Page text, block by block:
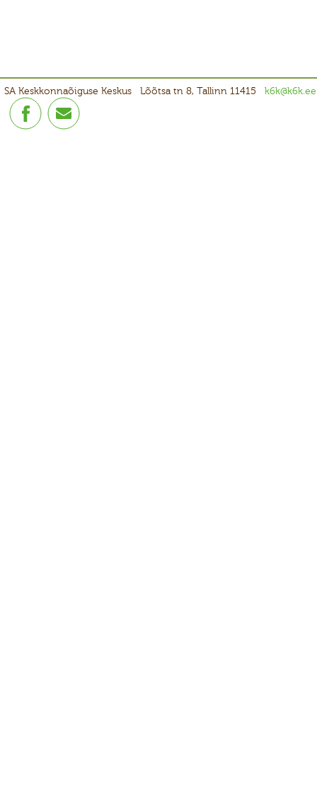
SA Keskkonnaõiguse Keskus Lõõtsa tn 8, Tallinn 11415 k6k@k6k.ee